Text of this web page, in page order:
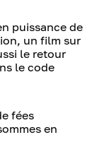
puissance de
un film sur
le retour
le code
fées
en